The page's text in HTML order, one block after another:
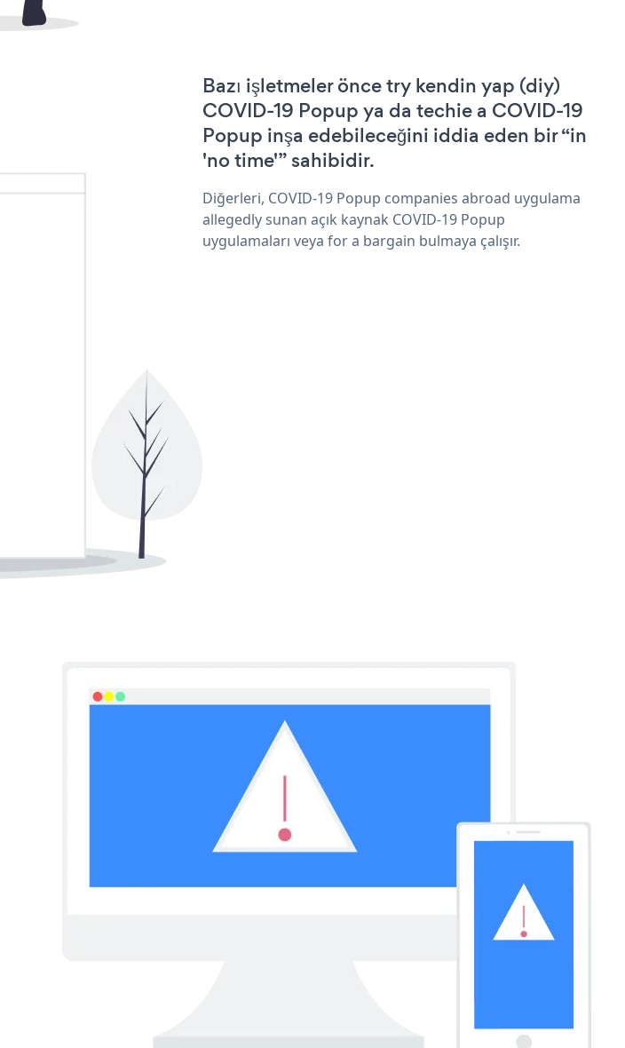
Bazı işletmeler önce try kendin yap (diy)
COVID-19 Popup ya da techie a COVID-19
Popup inşa edebileceğini iddia eden bir “in
'no time'” sahibidir.
Diğerleri, COVID-19 Popup companies abroad uygulama
allegedly sunan açık kaynak COVID-19 Popup
uygulamaları veya for a bargain bulmaya çalışır.